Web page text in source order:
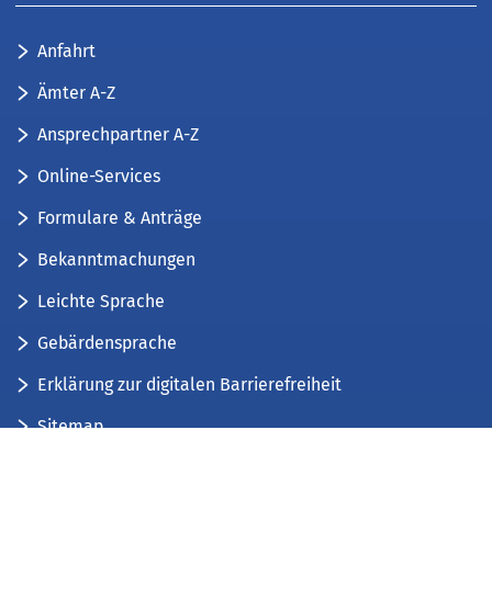
Anfahrt
Ämter A-Z
Ansprechpartner A-Z
Online-Services
Formulare & Anträge
Bekanntmachungen
Leichte Sprache
Gebärdensprache
Erklärung zur digitalen Barrierefreiheit
Sitemap